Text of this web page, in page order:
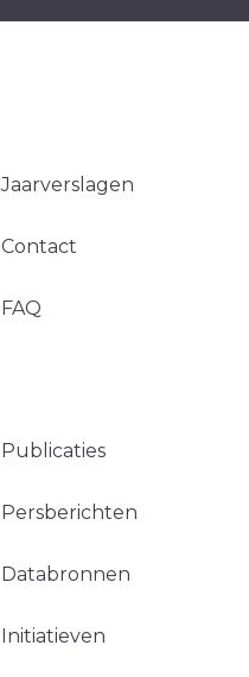
Jaarverslagen
Contact
FAQ
Publicaties
Persberichten
Databronnen
Initiatieven